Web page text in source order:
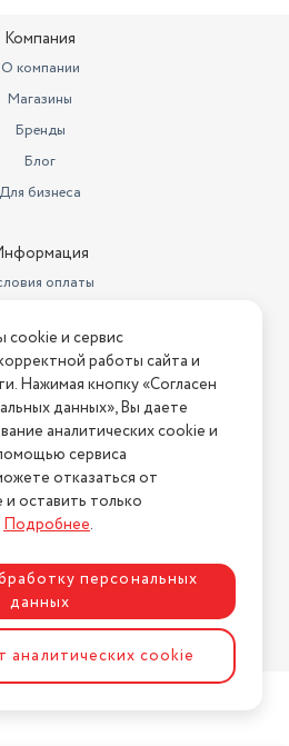
Компания
О компании
Магазины
Бренды
Блог
Для бизнеса
оплаты
возврата
на сайте? Напишите нам
"АстМаркет". У нас есть всё!
сайтаASTDESIGN
cookie и сервис
работы сайта и
Нажимая кнопку «Согласен
данных», Вы даете
аналитических cookie и
сервиса
отказаться от
и оставить только
Подробнее.
персональных
данных
аналитических cookie